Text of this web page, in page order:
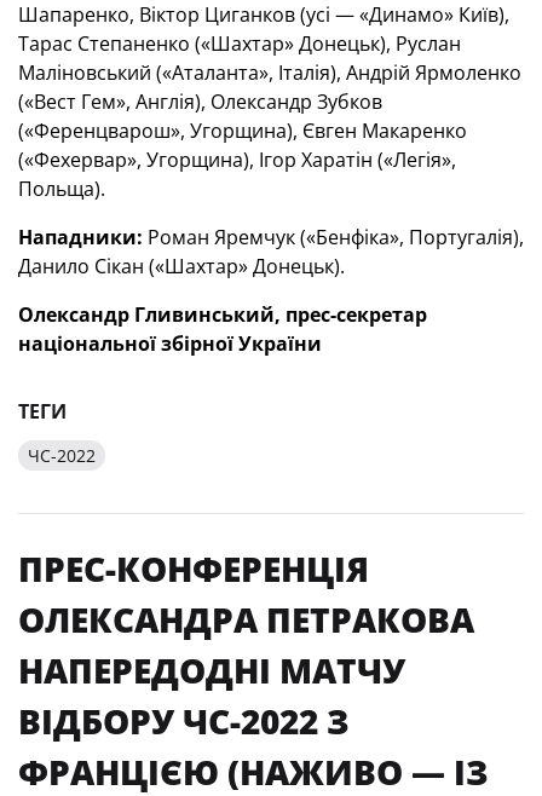
Шапаренко, Віктор Циганков (усі — «Динамо» Київ),
Тарас Степаненко («Шахтар» Донецьк), Руслан
Маліновський («Аталанта», Італія), Андрій Ярмоленко
(«Вест Гем», Англія), Олександр Зубков
(«Ференцварош», Угорщина), Євген Макаренко
(«Фехервар», Угорщина), Ігор Харатін («Легія»,
Польща).
Нападники: Роман Яремчук («Бенфіка», Португалія),
Данило Сікан («Шахтар» Донецьк).
Олександр Гливинський, прес-секретар
національної збірної України
ТЕГИ
ЧС-2022
ПРЕС-КОНФЕРЕНЦІЯ
ОЛЕКСАНДРА ПЕТРАКОВА
НАПЕРЕДОДНІ МАТЧУ
ВІДБОРУ ЧС-2022 З
ФРАНЦІЄЮ (НАЖИВО — ІЗ